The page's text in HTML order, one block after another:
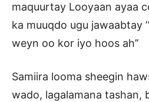
maquurtay Looyaan ayaa
ka muuqdo ugu jawaabtay
weyn oo kor iyo hoos ah’’
Samiira looma sheegin
wado, lagalamana tashan,